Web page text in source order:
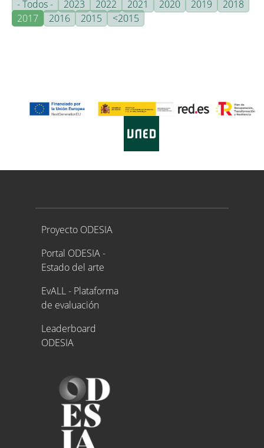
- Todos -
2023 2022 2021 2020 2019
2018
2017
2016 2015 <2015
Proyecto ODESIA
Proyecto ODESIA
Portal ODESIA -
Estado del arte
EvALL - Plataforma
de evaluación
Leaderboard
ODESIA